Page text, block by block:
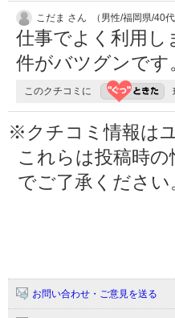
こだま さん （男性/福岡県/40代
仕事でよく利用し
件がバツグンです
このクチコミに
※クチコミ情報は
これらは投稿時
でご了承ください
お問い合わせ・ご意見を送る